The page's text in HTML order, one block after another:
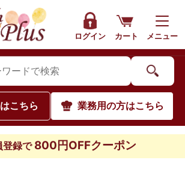
ログイン カート メニュー
こちら 業務用の方はこちら
登録で 800円OFFクーポン